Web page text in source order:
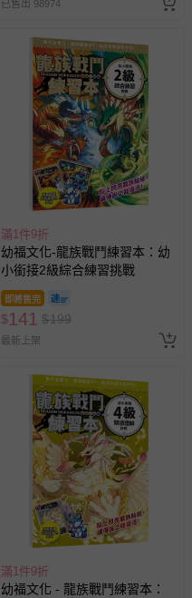
已售出 98974
滿1件9折
幼福文化-龍族戰鬥練習本：幼
小銜接2級綜合練習挑戰
即將售完
$141 $199
最新上架
滿1件9折
幼福文化 - 龍族戰鬥練習本：